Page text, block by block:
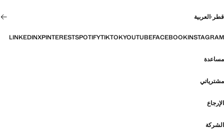
قطر ·العربية
INSTAGRAM
FACEBOOK
YOUTUBE
TIKTOK
SPOTIFY
PINTEREST
X
LINKEDIN
مساعدة
مشترياتي
الإرجاع
الشركة